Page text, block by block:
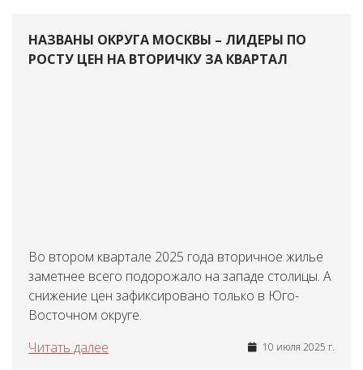
НАЗВАНЫ ОКРУГА МОСКВЫ – ЛИДЕРЫ ПО
РОСТУ ЦЕН НА ВТОРИЧКУ ЗА КВАРТАЛ
Во втором квартале 2025 года вторичное жилье
заметнее всего подорожало на западе столицы. А
снижение цен зафиксировано только в Юго-
Восточном округе.
Читать далее
10 июля 2025 г.